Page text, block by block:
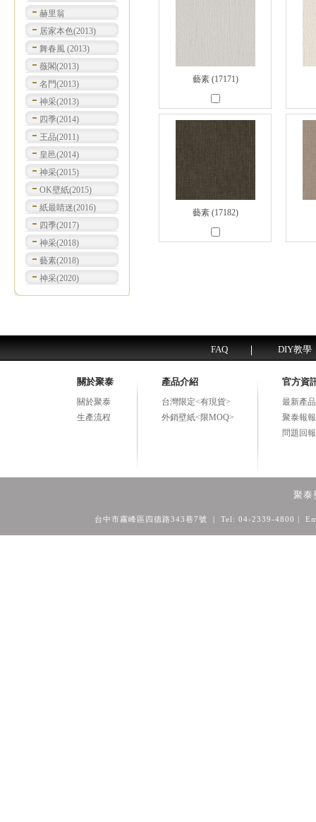
赫里翁
居家本色(2013)
舞春風 (2013)
薇閣(2013)
名門(2013)
神采(2013)
四季(2014)
王品(2011)
皇邑(2014)
神采(2015)
OK壁紙(2015)
紙最睛迷(2016)
四季(2017)
神采(2018)
藝素(2018)
神采(2020)
藝素 (17171)
藝素 (17182)
FAQ DIY教學
關於聚泰
關於聚泰
生產流程
產品介紹
台灣限定<有現貨>
外銷壁紙<限MOQ>
官方資
最新產
聚泰報報
問題回報
聚泰
台中市霧峰區四德路343巷7號 | Tel: 04-2339-4800 |